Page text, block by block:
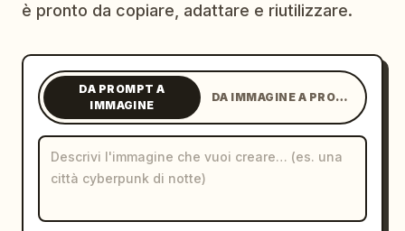
Blog
Aggiornamenti
è pronto da copiare, adattare e riutilizzare.
DA PROMPT A
IMMAGINE
DA IMMAGINE A PROMPT